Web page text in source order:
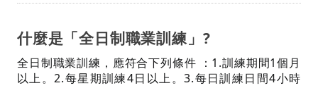
什麼是「全日制職業訓練」?
全日制職業訓練，應符合下列條件 ：1.訓練期間1個月
以上。2.每星期訓練4日以上。3.每日訓練日間4小時